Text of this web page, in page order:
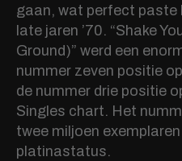
gaan, wat perfect paste
late jaren ’70. “Shake
Ground)” werd een
nummer zeven positie
de nummer drie positie
Singles chart. Het
twee miljoen
platinastatus.